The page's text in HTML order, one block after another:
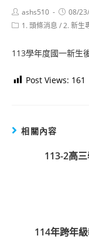
Post
author:
ashs510
Post08/
Post1. 頭條消息 /2. 新生
113學年度國一新生
Post Views: 161
相關內容
113-2高
114年跨年